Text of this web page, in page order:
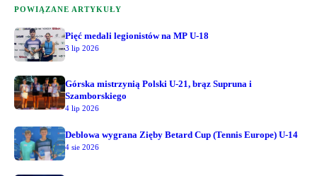
POWIĄZANE ARTYKUŁY
Pięć medali legionistów na MP U-18
3 lip 2026
Górska mistrzynią Polski U-21, brąz Supruna i
Szamborskiego
4 lip 2026
Deblowa wygrana Zięby Betard Cup (Tennis Europe) U-14
4 sie 2026